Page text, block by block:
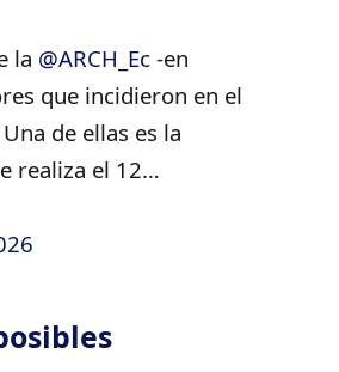
la @ARCH_Ec-en
que incidieron en el
de ellas es la
realiza el 12…